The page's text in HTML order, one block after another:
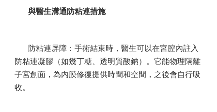
與醫生溝通防粘連措施
防粘連屏障：手術結束時，醫生可以在宮腔內註入
防粘連凝膠（如幾丁糖、透明質酸鈉）。它能物理隔離
子宮創面，為內膜修復提供時間和空間，之後會自行吸
收。